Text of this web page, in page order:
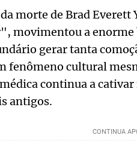
morte de Brad
movimentou a enorme
gerar tanta
fenômeno cultural
continua a
antigos.